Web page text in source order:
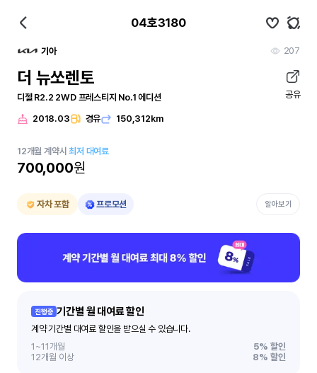
04호3180
기아 207
더 뉴쏘렌토
디젤 R2.2 2WD 프레스티지 No.1 에디션 공유
2018.03 경유 150,312km
12개월 계약시최저 대여료
700,000원
자차 포함 프로모션 알아보기
진행중 기간별 월 대여료 할인
계약 기간별 대여료 할인을 받으실 수 있습니다.
1~11개월
5% 할인
12개월 이상
8% 할인